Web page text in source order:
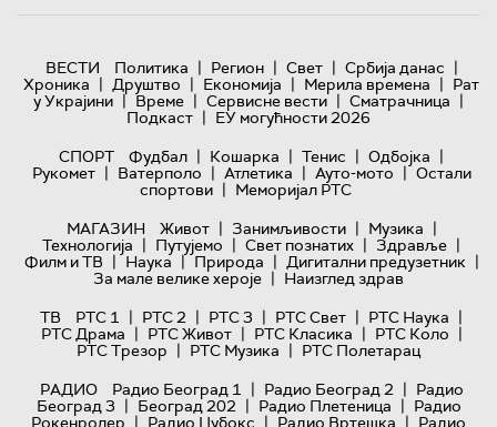
ВЕСТИ Политика | Регион | Свет | Србија данас |
Хроника | Друштво | Економија | Мерила времена | Рат
у Украјини | Време | Сервисне вести | Сматрачница |
Подкаст | ЕУ могућности 2026
СПОРТ
Фудбал | Кошарка | Тенис | Одбојка |
Рукомет | Ватерполо | Атлетика | Ауто-мото | Остали
спортови | Меморијал РТС
МАГАЗИН
Живот | Занимљивости | Музика |
Технологијa | Путујемо | Свет познатих | Здравље |
Филм и ТВ | Наука | Природа | Дигитални предузетник |
За мале велике хероје | Наизглед здрав
ТВ
РТС 1 | РТС 2 | РТС 3 | РТС Свет | РТС Наука |
РТС Драма | РТС Живот | РТС Класика | РТС Коло |
РТС Трезор | РТС Музика | РТС Полетарац
РАДИО
Радио Београд 1 | Радио Београд 2 | Радио
Београд 3 | Београд 202 | Радио Плетеница | Радио
Рокенролер | Радио Џубокс | Радио Вртешка | Радио